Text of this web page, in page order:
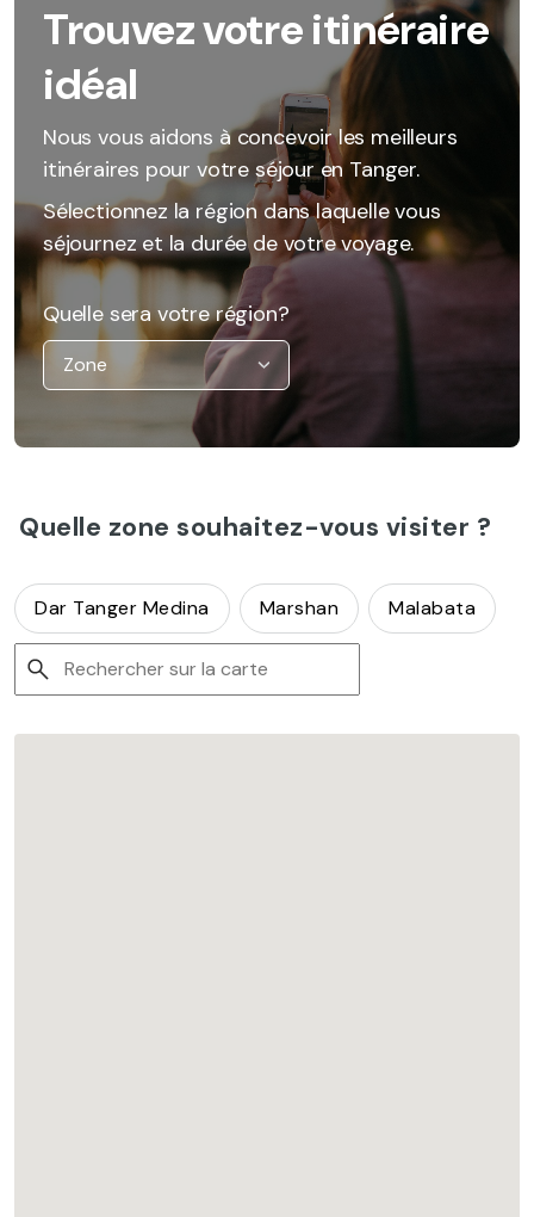
Trouvez votre itinéraire
idéal
Nous vous aidons à concevoir les meilleurs
itinéraires pour votre séjour en Tanger.
Sélectionnez la région dans laquelle vous
séjournez et la durée de votre voyage.
Quelle sera votre région?
Quelle zone souhaitez-vous visiter ?
Dar Tanger Medina Marshan Malabata